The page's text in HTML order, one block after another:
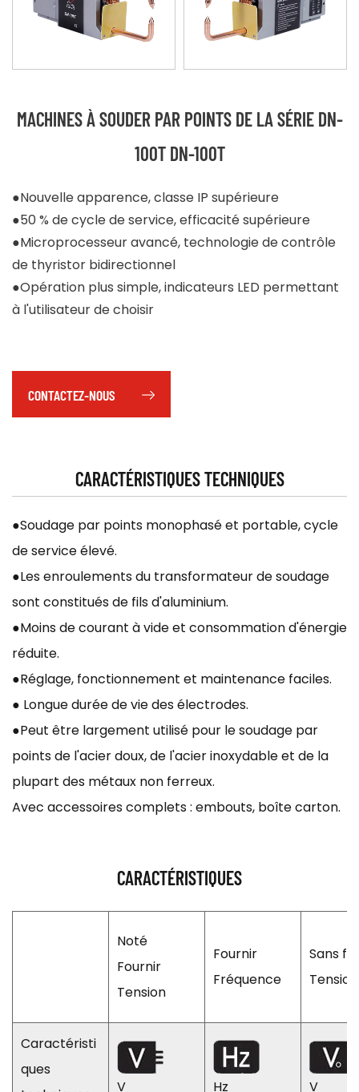
MACHINES À SOUDER PAR POINTS DE LA SÉRIE DN-
100T DN-100T
●Nouvelle apparence, classe IP supérieure
●50 % de cycle de service, efficacité supérieure
●Microprocesseur avancé, technologie de contrôle
de thyristor bidirectionnel
●Opération plus simple, indicateurs LED permettant
à l'utilisateur de choisir
CONTACTEZ-NOUS
CARACTÉRISTIQUES TECHNIQUES
●Soudage par points monophasé et portable, cycle
de service élevé.
●Les enroulements du transformateur de soudage
sont constitués de fils d'aluminium.
●Moins de courant à vide et consommation d'énergie
réduite.
●Réglage, fonctionnement et maintenance faciles.
● Longue durée de vie des électrodes.
●Peut être largement utilisé pour le soudage par
points de l'acier doux, de l'acier inoxydable et de la
plupart des métaux non ferreux.
Avec accessoires complets : embouts, boîte carton.
CARACTÉRISTIQUES
Noté
Fournir
Tension
Fournir
Fréquence
Sans
Tension
Caractéristi
ques
V Hz V